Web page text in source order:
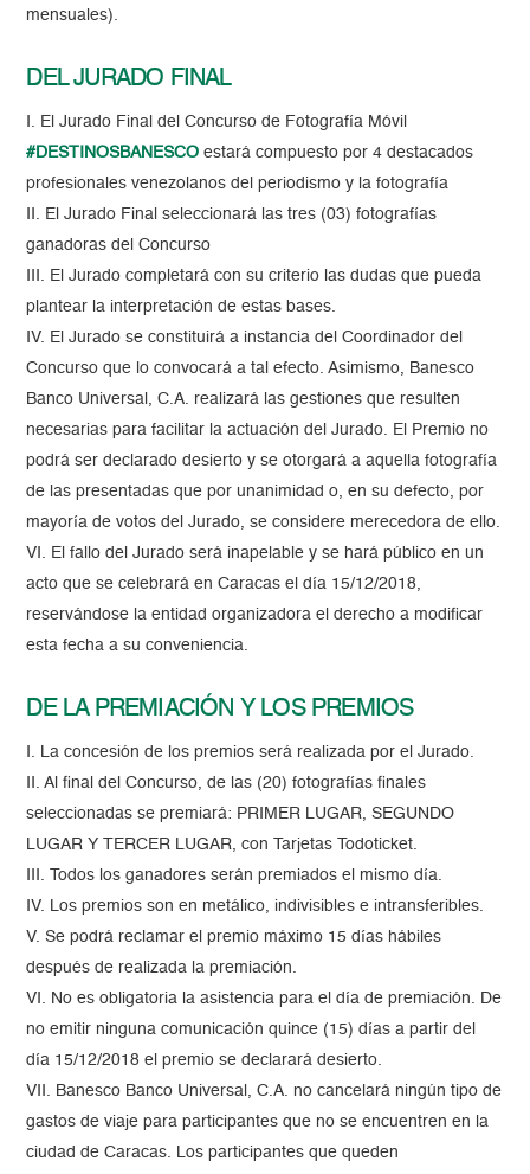
mensuales).
DEL JURADO FINAL
I. El Jurado Final del Concurso de Fotografía Móvil
#DESTINOSBANESCO estará compuesto por 4 destacados
profesionales venezolanos del periodismo y la fotografía
II. El Jurado Final seleccionará las tres (03) fotografías
ganadoras del Concurso
III. El Jurado completará con su criterio las dudas que pueda
plantear la interpretación de estas bases.
IV. El Jurado se constituirá a instancia del Coordinador del
Concurso que lo convocará a tal efecto. Asimismo, Banesco
Banco Universal, C.A. realizará las gestiones que resulten
necesarias para facilitar la actuación del Jurado. El Premio no
podrá ser declarado desierto y se otorgará a aquella fotografía
de las presentadas que por unanimidad o, en su defecto, por
mayoría de votos del Jurado, se considere merecedora de ello.
VI. El fallo del Jurado será inapelable y se hará público en un
acto que se celebrará en Caracas el día 15/12/2018,
reservándose la entidad organizadora el derecho a modificar
esta fecha a su conveniencia.
DE LA PREMIACIÓN Y LOS PREMIOS
I. La concesión de los premios será realizada por el Jurado.
II. Al final del Concurso, de las (20) fotografías finales
seleccionadas se premiará: PRIMER LUGAR, SEGUNDO
LUGAR Y TERCER LUGAR, con Tarjetas Todoticket.
III. Todos los ganadores serán premiados el mismo día.
IV. Los premios son en metálico, indivisibles e intransferibles.
V. Se podrá reclamar el premio máximo 15 días hábiles
después de realizada la premiación.
VI. No es obligatoria la asistencia para el día de premiación. De
no emitir ninguna comunicación quince (15) días a partir del
día 15/12/2018 el premio se declarará desierto.
VII. Banesco Banco Universal, C.A. no cancelará ningún tipo de
gastos de viaje para participantes que no se encuentren en la
ciudad de Caracas. Los participantes que queden